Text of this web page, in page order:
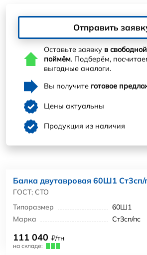
Отправить
Оставьте заявку в
поймём. Подберём,
выгодные аналоги.
Вы получите готовое
Цены актуальны
Продукция из наличия
Балка двутавровая 60Ш1 Ст3сп/
ГОСТ; СТО
Типоразмер
60Ш1
Марка
Ст3сп/пс
111 040 ₽/тн
на складе: